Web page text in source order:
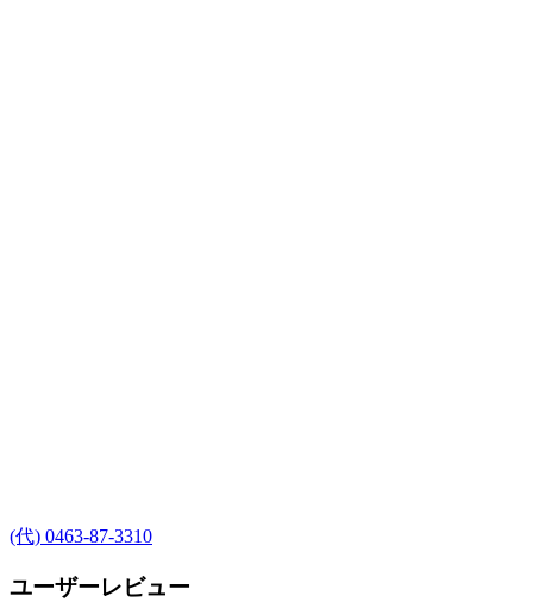
(代) 0463-87-3310
ユーザーレビュー